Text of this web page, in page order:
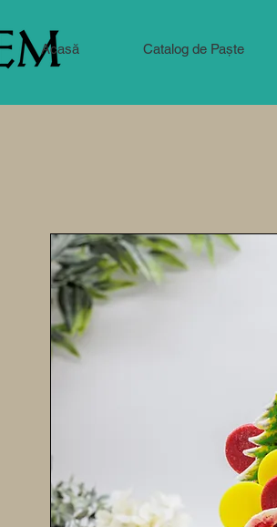
Acasă Catalog de Paște